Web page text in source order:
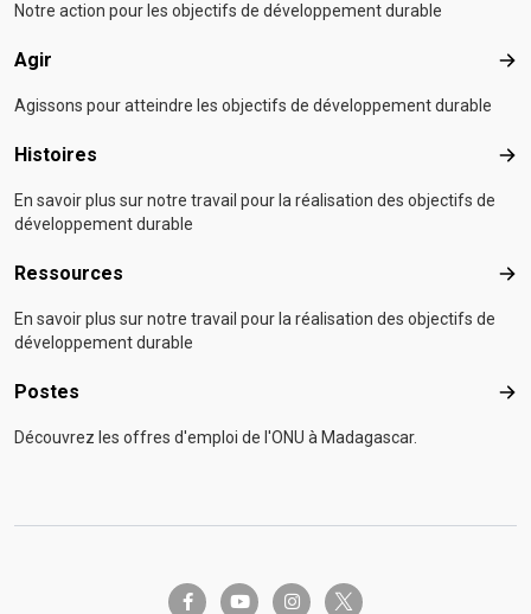
Notre action pour les objectifs de développement durable
Agir Agir
Agissons pour atteindre les objectifs de développement durable
Histoires
En savoir plus sur notre travail pour la réalisation des objectifs de
développement durable
Ressources
En savoir plus sur notre travail pour la réalisation des objectifs de
développement durable
Postes
Découvrez les offres d'emploi de l'ONU à Madagascar.
facebook-fyoutube instagramtwitter-x